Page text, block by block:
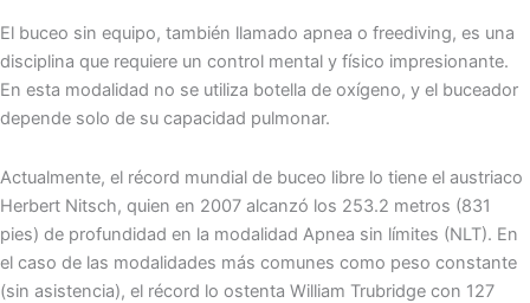
El buceo sin equipo, también llamado apnea o freediving, es una
disciplina que requiere un control mental y físico impresionante.
En esta modalidad no se utiliza botella de oxígeno, y el buceador
depende solo de su capacidad pulmonar.
Actualmente, el récord mundial de buceo libre lo tiene el austriaco
Herbert Nitsch, quien en 2007 alcanzó los 253.2 metros (831
pies) de profundidad en la modalidad Apnea sin límites (NLT). En
el caso de las modalidades más comunes como peso constante
(sin asistencia), el récord lo ostenta William Trubridge con 127